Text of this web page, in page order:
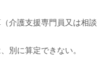
介護支援専門員又は相談
別に算定できない。